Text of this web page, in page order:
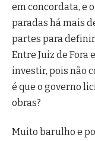
em concordata, e
paradas há mais
partes para
Entre Juiz de Fora
investir, pois não
é que o governo
obras?
Muito barulho e